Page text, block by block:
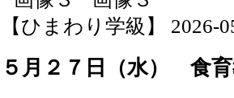
【ひまわり学級】 2026-
５月２７日（水） 食